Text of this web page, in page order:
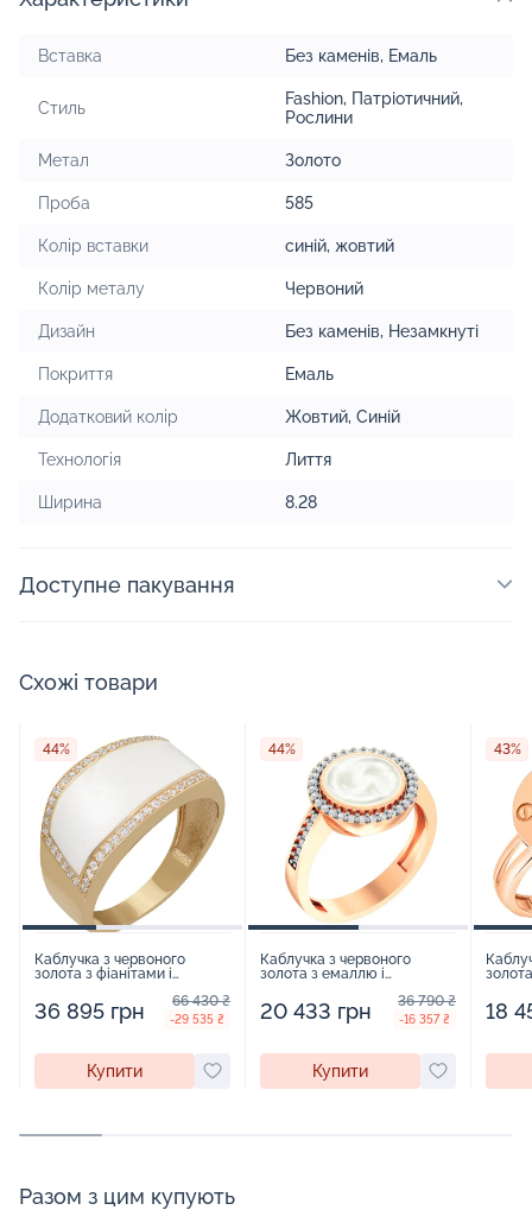
Вставка Без каменів, Емаль
Стиль Fashion, Патріотичний,
Рослини
Метал Золото
Проба 585
Колір вставки синій, жовтий
Колір металу Червоний
Дизайн Без каменів, Незамкнуті
Покриття Емаль
Додатковий колір Жовтий, Синій
Технологія Лиття
Ширина 8.28
Доступне пакування
Схожі товари
44%
Каблучка з червоного
золота з фіанітами і
36 895 грн 66 430 ₴
-29 535 ₴
Купити
44%
Каблучка з червоного
золота з емаллю і
20 433 грн 36 790 ₴
-16 357 ₴
Купити
43%
18
Разом з цим купують